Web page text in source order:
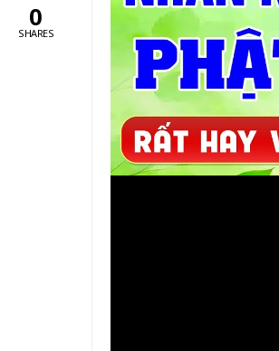
0
SHARES